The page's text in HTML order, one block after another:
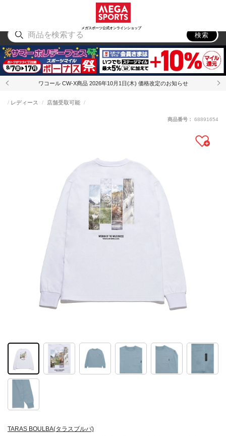
メガスポーツ公式オンラインショップ
アウトドア
検索
ワコール CW-X商品 2026年10月1日(木) 価格改定のお知らせ
TARAS BOULBA(タラスブルバ)
レディース 店舗受取可能
商品番号： 68891654